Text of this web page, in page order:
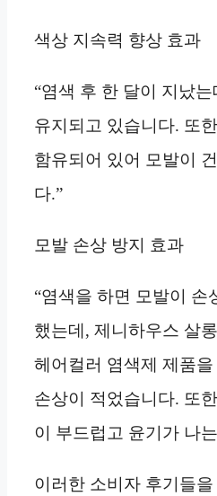
색상 지속력 향상 효과
“염색 후 한 달이 지났
유지되고 있습니다. 또
함유되어 있어 모발이
다.”
모발 손상 방지 효과
“염색을 하면 모발이 손
했는데, 제니하우스 살
헤어컬러 염색제 제품
손상이 적었습니다. 또
이 부드럽고 윤기가 나
이러한 소비자 후기들